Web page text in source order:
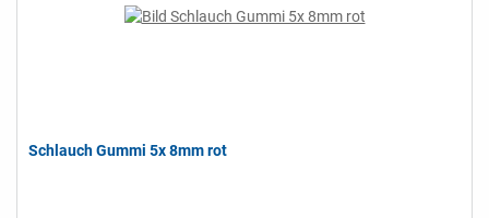
Schlauch Gummi 5x 8mm rot